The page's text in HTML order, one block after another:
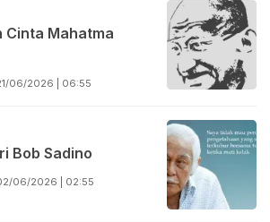
Cinta Mahatma
06/2026 | 06:55
Bob Sadino
06/2026 | 02:55